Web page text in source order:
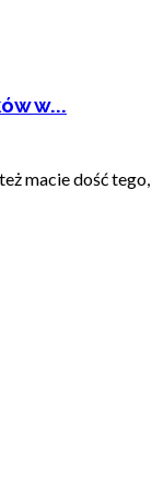
w...
macie dość tego,